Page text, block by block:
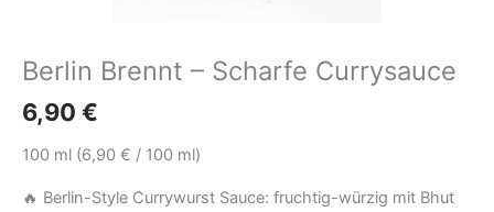
Berlin Brennt – Scharfe Currysauce
6,90 €
100 ml (6,90 € / 100 ml)
🔥 Berlin-Style Currywurst Sauce: fruchtig-würzig mit Bhut